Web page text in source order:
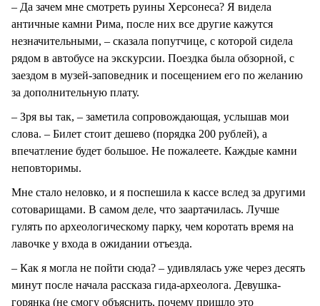
– Да зачем мне смотреть руины Херсонеса? Я видела
античные камни Рима, после них все другие кажутся
незначительными, – сказала попутчице, с которой сидела
рядом в автобусе на экскурсии. Поездка была обзорной, с
заездом в музей-заповедник и посещением его по желанию
за дополнительную плату.
– Зря вы так, – заметила сопровождающая, услышав мои
слова. – Билет стоит дешево (порядка 200 рублей), а
впечатление будет большое. Не пожалеете. Каждые камни
неповторимы.
Мне стало неловко, и я поспешила к кассе вслед за другими
сотоварищами. В самом деле, что заартачилась. Лучше
гулять по археологическому парку, чем коротать время на
лавочке у входа в ожидании отъезда.
– Как я могла не пойти сюда? – удивлялась уже через десять
минут после начала рассказа гида-археолога. Девушка-
горянка (не смогу объяснить, почему пришло это